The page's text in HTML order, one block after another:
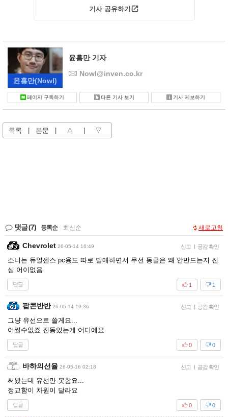
기사 공유하기
윤홍만(Nowl)
윤홍만 기자
Nowl@inven.co.kr
페이지 구독하기 다른 기사 보기 기사 제보하기
목록 본문 △ ▽
댓글(7) 등록순 최신순 새로고침
Chevrolet 26-05-14 16:49 신고 공감 확인
소니는 듀얼센스 pc용도 따로 발매하면서 무선 동글은 왜 안만드는지 진
심 어이없음
답글 1
1
팝콘반반 26-05-14 19:36 신고 공감 확인
그냥 유선으로 쓸게요...
어쩔수없죠 진동있는게 어디에요
답글 0
0
바하의선율 26-05-16 02:18 신고 공감 확인
써봤는데 유선만 못함요...
정교함이 차원이 달라요
답글 0
0